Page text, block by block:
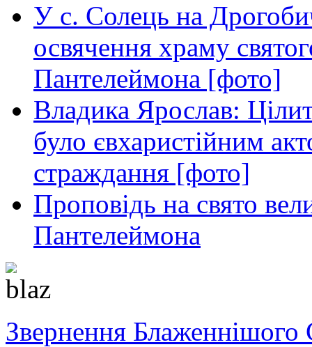
У с. Солець на
освячення храму
Пантелеймона [фото]
Владика Ярослав:
було євхаристійним
страждання [фото]
Проповідь на свято
Пантелеймона
Звернення Блаженнішого